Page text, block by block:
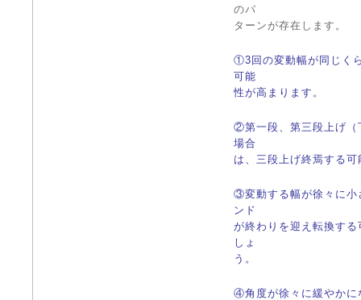
のパ
ターンが存在します。
①3回の変動幅が同じく
可能
性が高まります。
②第一段、第三段上げ
場合
は、三段上げ終焉する
③変動する幅が徐々に小
ンド
が終わりを迎え転換す
しょ
う。
④角度が徐々に緩やかに